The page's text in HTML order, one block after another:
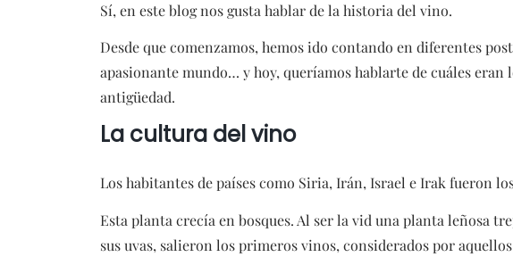
Sí, en este blog nos gusta hablar de la historia del vino.
Desde que comenzamos, hemos ido contando en diferentes
apasionante mundo… y hoy, queríamos hablarte de cuáles eran
antigüedad.
La cultura del vino
Los habitantes de países como Siria, Irán, Israel e Irak fueron
Esta planta crecía en bosques. Al ser la vid una planta leñosa
sus uvas, salieron los primeros vinos, considerados por